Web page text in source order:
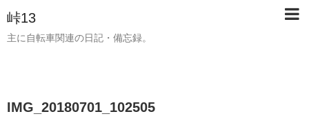
峠13
主に自転車関連の日記・備忘録。
IMG_20180701_102505